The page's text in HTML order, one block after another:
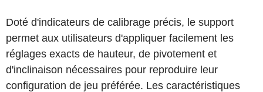
Doté d'indicateurs de calibrage précis, le support
permet aux utilisateurs d'appliquer facilement les
réglages exacts de hauteur, de pivotement et
d'inclinaison nécessaires pour reproduire leur
configuration de jeu préférée. Les caractéristiques